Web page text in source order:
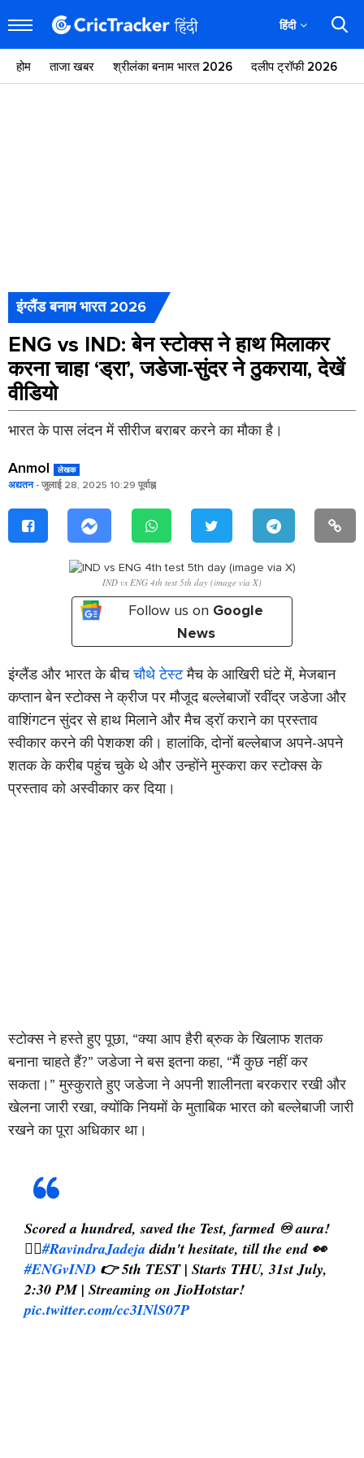
हिंदी
होम ताजा खबर श्रीलंका बनाम भारत 2026 दलीप ट्रॉफी 2026
इंग्लैंड बनाम भारत 2026
ENG vs IND: बेन स्टोक्स ने हाथ मिलाकर
करना चाहा ‘ड्रा’, जडेजा-सुंदर ने ठुकराया, देखें
वीडियो
भारत के पास लंदन में सीरीज बराबर करने का मौका है।
Anmol लेखक
अद्यतन- जुलाई 28, 2025 10:29 पूर्वाह्न
IND vs ENG 4th test 5th day (image via X)
Follow us on Google
News
इंग्लैंड और भारत के बीचचौथे टेस्टमैच के आखिरी घंटे में, मेजबान
कप्तान बेन स्टोक्स ने क्रीज पर मौजूद बल्लेबाजों रवींद्र जडेजा और
वाशिंगटन सुंदर से हाथ मिलाने और मैच ड्रॉ कराने का प्रस्ताव
स्वीकार करने की पेशकश की। हालांकि, दोनों बल्लेबाज अपने-अपने
शतक के करीब पहुंच चुके थे और उन्होंने मुस्करा कर स्टोक्स के
प्रस्ताव को अस्वीकार कर दिया।
स्टोक्स ने हस्ते हुए पूछा, “क्या आप हैरी ब्रुक के खिलाफ शतक
बनाना चाहते हैं?” जडेजा ने बस इतना कहा, “मैं कुछ नहीं कर
सकता।” मुस्कुराते हुए जडेजा ने अपनी शालीनता बरकरार रखी और
खेलना जारी रखा, क्योंकि नियमों के मुताबिक भारत को बल्लेबाजी जारी
रखने का पूरा अधिकार था।
Scored a hundred, saved the Test, farmed ♾ aura!
💁‍♂#RavindraJadeja didn't hesitate, till the end 👀
#ENGvIND 👉 5th TEST | Starts THU, 31st July,
2:30 PM | Streaming on JioHotstar!
pic.twitter.com/cc3INlS07P